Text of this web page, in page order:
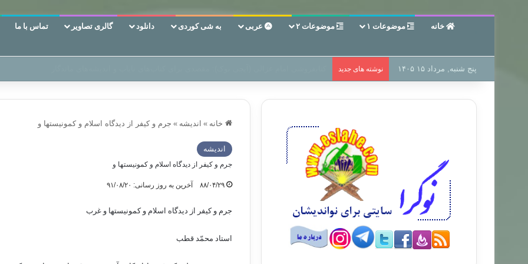
خانه موضوعات ۱ موضوعات ۲ عربی به شی کوردی دانلود گالری تصاویر تماس با ما
پنج شنبه, مرداد ۱۵ ۱۴۰۵ نوشته های جدید
خانه » اندیشه » جرم‌ و كيفر از دیدگاه اسلام و کمونیستها و
اندیشه
جرم‌ و كيفر از دیدگاه اسلام و کمونیستها و
۸۸/۰۴/۲۹ آخرین به روز رسانی: ۹۱/۰۸/۲۰
جرم‌ و كيفر از دیدگاه اسلام و کمونیستها و غرب
استاد محمّد قطب